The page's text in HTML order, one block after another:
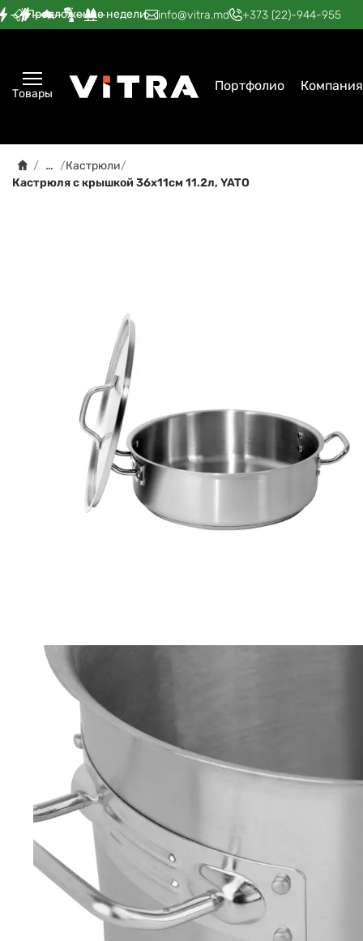
Предложение недели
— — — — — info@vitra.md +373 (22)-944-955
Товары Портфолио Компания
/ … /Кастрюли/
Кастрюля с крышкой 36x11см 11.2л, YATO